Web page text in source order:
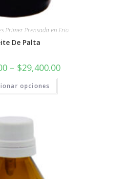
Primer Prensada en Frio
De Palta
– $29,400.00
opciones